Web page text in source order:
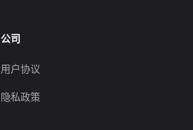
公司
用户协议
隐私政策